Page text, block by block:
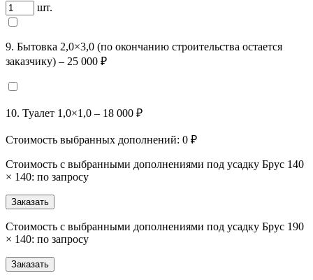
шт.
9. Бытовка 2,0×3,0 (по окончанию строительства остается
заказчику) – 25 000 ₽
10. Туалет 1,0×1,0 – 18 000 ₽
Стоимость выбранных дополнений: 0 ₽
Стоимость с выбранными дополнениями под усадку Брус 140
× 140: по запросу
Заказать
Стоимость с выбранными дополнениями под усадку Брус 190
× 140: по запросу
Заказать